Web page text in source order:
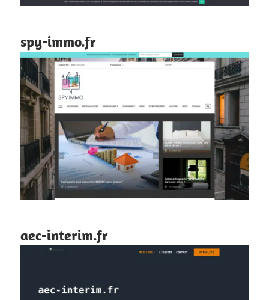
spy-immo.fr
aec-interim.fr